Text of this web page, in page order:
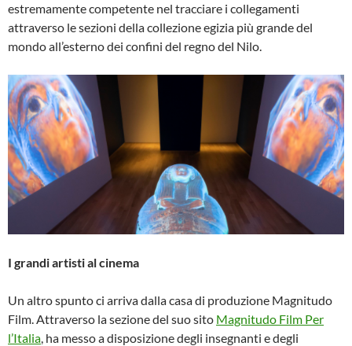
estremamente competente nel tracciare i collegamenti
attraverso le sezioni della collezione egizia più grande del
mondo all’esterno dei confini del regno del Nilo.
I grandi artisti al cinema
Un altro spunto ci arriva dalla casa di produzione Magnitudo
Film. Attraverso la sezione del suo sito Magnitudo Film Per
l’Italia, ha messo a disposizione degli insegnanti e degli